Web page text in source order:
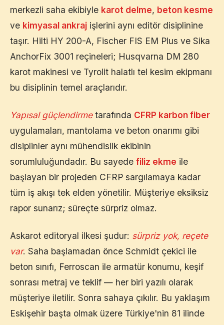
merkezli saha ekibiyle karot delme, beton kesme
ve kimyasal ankraj işlerini aynı editör disiplinine
taşır. Hilti HY 200-A, Fischer FIS EM Plus ve Sika
AnchorFix 3001 reçineleri; Husqvarna DM 280
karot makinesi ve Tyrolit halatlı tel kesim ekipmanı
bu disiplinin temel araçlarıdır.
Yapısal güçlendirmetarafında CFRP karbon fiber
uygulamaları, mantolama ve beton onarımı gibi
disiplinler aynı mühendislik ekibinin
sorumluluğundadır. Bu sayede filiz ekme ile
başlayan bir projeden CFRP sargılamaya kadar
tüm iş akışı tek elden yönetilir. Müşteriye eksiksiz
rapor sunarız; süreçte sürpriz olmaz.
Askarot editoryal ilkesi şudur: sürpriz yok, reçete
var. Saha başlamadan önce Schmidt çekici ile
beton sınıfı, Ferroscan ile armatür konumu, keşif
sonrası metraj ve teklif — her biri yazılı olarak
müşteriye iletilir. Sonra sahaya çıkılır. Bu yaklaşım
Eskişehir başta olmak üzere Türkiye'nin 81 ilinde